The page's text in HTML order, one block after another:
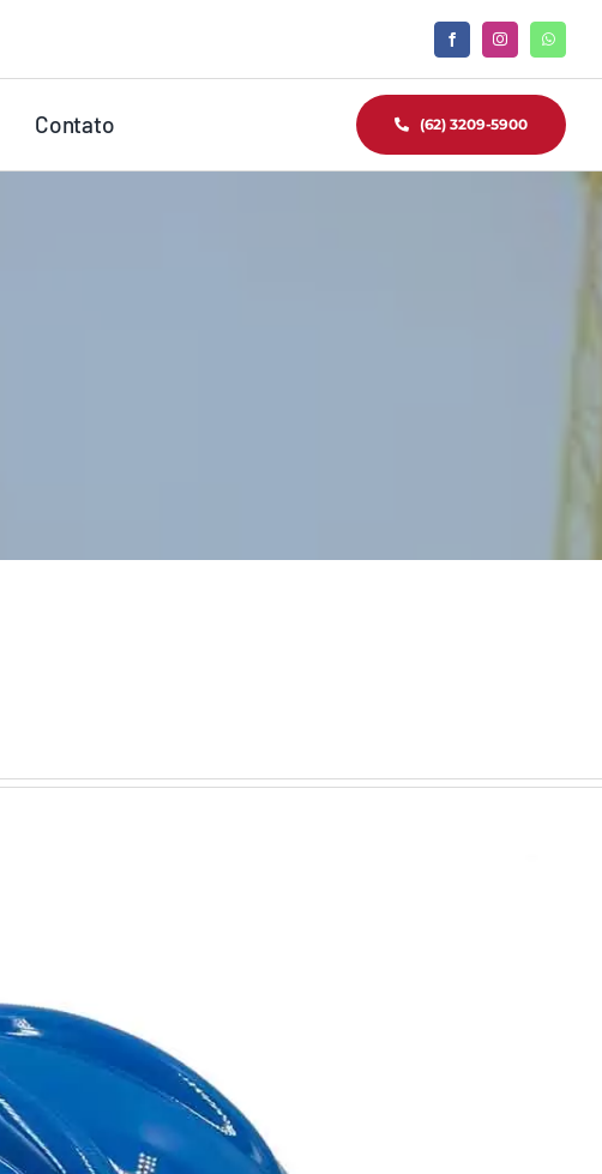
Contato (62) 3209-5900